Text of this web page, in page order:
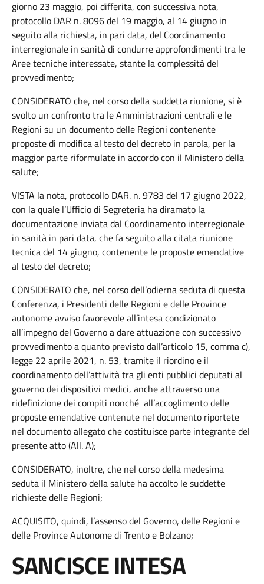
giorno 23 maggio, poi differita, con successiva nota,
protocollo DAR n. 8096 del 19 maggio, al 14 giugno in
seguito alla richiesta, in pari data, del Coordinamento
interregionale in sanità di condurre approfondimenti tra le
Aree tecniche interessate, stante la complessità del
provvedimento;
CONSIDERATO che, nel corso della suddetta riunione, si è
svolto un confronto tra le Amministrazioni centrali e le
Regioni su un documento delle Regioni contenente
proposte di modifica al testo del decreto in parola, per la
maggior parte riformulate in accordo con il Ministero della
salute;
VISTA la nota, protocollo DAR. n. 9783 del 17 giugno 2022,
con la quale l’Ufficio di Segreteria ha diramato la
documentazione inviata dal Coordinamento interregionale
in sanità in pari data, che fa seguito alla citata riunione
tecnica del 14 giugno, contenente le proposte emendative
al testo del decreto;
CONSIDERATO che, nel corso dell’odierna seduta di questa
Conferenza, i Presidenti delle Regioni e delle Province
autonome avviso favorevole all’intesa condizionato
all’impegno del Governo a dare attuazione con successivo
provvedimento a quanto previsto dall’articolo 15, comma c),
legge 22 aprile 2021, n. 53, tramite il riordino e il
coordinamento dell’attività tra gli enti pubblici deputati al
governo dei dispositivi medici, anche attraverso una
ridefinizione dei compiti nonché all’accoglimento delle
proposte emendative contenute nel documento riportete
nel documento allegato che costituisce parte integrante del
presente atto (All. A);
CONSIDERATO, inoltre, che nel corso della medesima
seduta il Ministero della salute ha accolto le suddette
richieste delle Regioni;
ACQUISITO, quindi, l’assenso del Governo, delle Regioni e
delle Province Autonome di Trento e Bolzano;
SANCISCE INTESA